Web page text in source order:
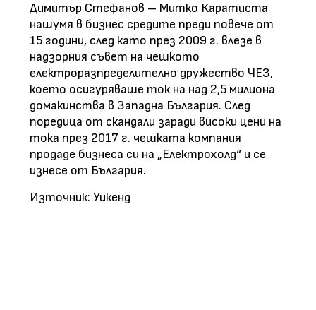
Димитър Стефанов – Митко Каратиста
нашумя в бизнес средите преди повече от
15 години, след като през 2009 г. влезе в
надзорния съвет на чешкото
електроразпределително дружество ЧЕЗ,
което осигуряваше ток на над 2,5 милиона
домакинства в Западна България. След
поредица от скандали заради високи цени на
тока през 2017 г. чешката компания
продаде бизнеса си на „Електрохолд“ и се
изнесе от България.
Източник: Уикенд